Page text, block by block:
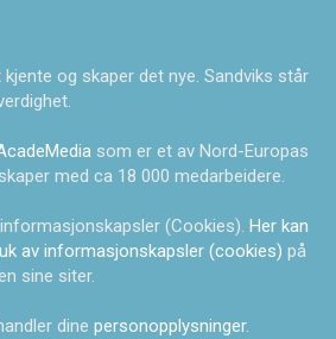
og skaper det nye. Sandviks står
som er et av Nord-Europas
med ca 18 000 medarbeidere.
(Cookies). Her kan
av informasjonskapsler (cookies) på
sine siter.
dine personopplysninger.